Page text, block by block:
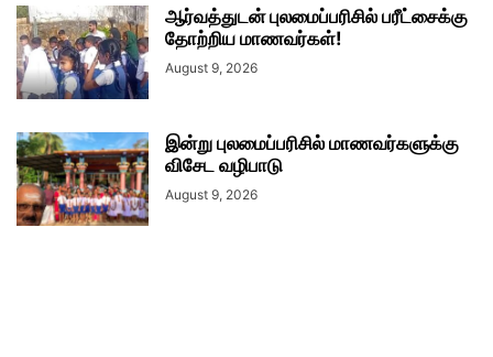
ஆர்வத்துடன் புலமைப்பரிசில் பரீட்சைக்கு
தோற்றிய மாணவர்கள்!
August 9, 2026
இன்று புலமைப்பரிசில் மாணவர்களுக்கு
விசேட வழிபாடு
August 9, 2026